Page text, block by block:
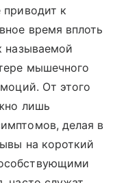
приводит к
время вплоть
называемой
мышечного
От этого
лишь
делая в
на короткий